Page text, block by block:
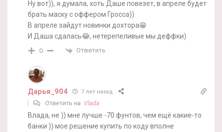
Ну вот)), я думала, хоть Даше повезет, в апреле будет
брать маску с оффером Гросса))
В апреле зайдут новинки дохтора😁
И Даша сдалась😂, нетерепеливые мы деффки)
0 Ответить
Дарья_904 7 лет назад
Ответить на Vlada
Влада, не )) мне лучше -70 фунтов, чем ещё какие-то
банки )) мое решение купить по коду вполне